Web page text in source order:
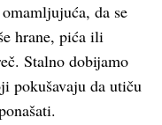
da se
hrane, pića ili
Stalno dobijamo
pokušavaju da utiču